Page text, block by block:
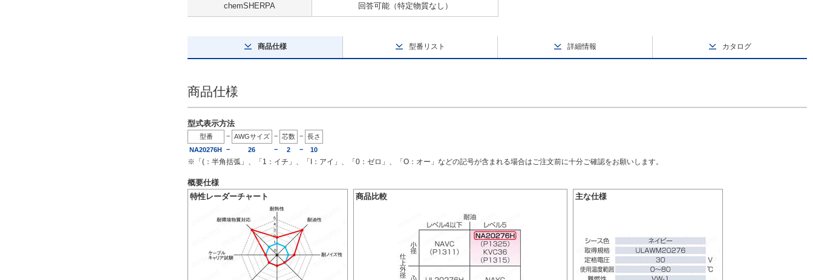
chemSHERPA 回答可能（特定物質なし）
商品仕様 型番リスト 詳細情報 カタログ
商品仕様
型式表示方法
型番 − AWGサイズ − 芯数 − 長さ
NA20276H − 26 − 2 − 10
※「(：半角括弧」、「1：イチ」、「I：アイ」、「0：ゼロ」、「O：オー」などの記号が含まれる場合はご注文前に十分ご確認をお願いします。
概要仕様
特性レーダーチャート
商品比較 主な仕様